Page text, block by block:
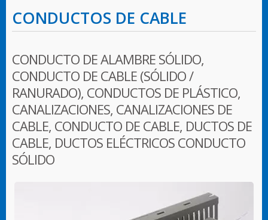
CONDUCTOS DE CABLE
CONDUCTO DE ALAMBRE SÓLIDO,
CONDUCTO DE CABLE (SÓLIDO /
RANURADO), CONDUCTOS DE PLÁSTICO,
CANALIZACIONES, CANALIZACIONES DE
CABLE, CONDUCTO DE CABLE, DUCTOS DE
CABLE, DUCTOS ELÉCTRICOS CONDUCTO
SÓLIDO